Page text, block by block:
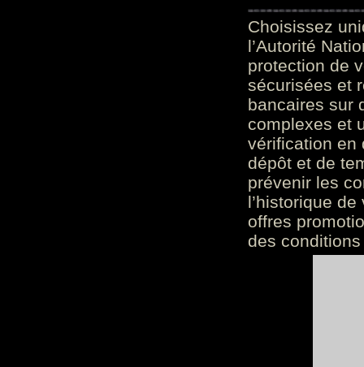
Choisissez
l’Autorité
protection de
sécurisées et
bancaires sur
complexes et
vérification en
dépôt et de
prévenir les
l’historique
offres
des